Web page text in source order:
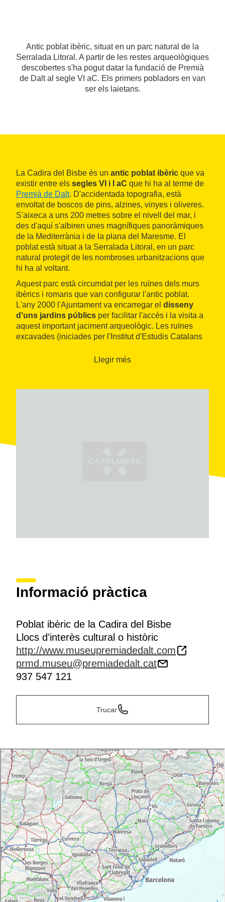
Antic poblat ibèric, situat en un parc natural de la
Serralada Litoral. A partir de les restes arqueològiques
descobertes s'ha pogut datar la fundació de Premià
de Dalt al segle VI aC. Els primers pobladors en van
ser els laietans.
La Cadira del Bisbe és un antic poblat ibèric que va
existir entre els segles VI i I aC que hi ha al terme de
Premià de Dalt. D'accidentada topografia, està
envoltat de boscos de pins, alzines, vinyes i oliveres.
S'aixeca a uns 200 metres sobre el nivell del mar, i
des d'aquí s'albiren unes magnífiques panoràmiques
de la Mediterrània i de la plana del Maresme. El
poblat està situat a la Serralada Litoral, en un parc
natural protegit de les nombroses urbanitzacions que
hi ha al voltant.
Aquest parc està circumdat per les ruïnes dels murs
ibèrics i romans que van configurar l'antic poblat.
L'any 2000 l'Ajuntament va encarregar el disseny
d'uns jardins públics per facilitar l'accés i la visita a
aquest important jaciment arqueològic. Les ruïnes
excavades (iniciades per l'Institut d'Estudis Catalans
Llegir més
Informació pràctica
Poblat ibèric de la Cadira del Bisbe
Llocs d'interès cultural o històric
http://www.museupremiadedalt.com
prmd.museu@premiadedalt.cat
937 547 121
Trucar